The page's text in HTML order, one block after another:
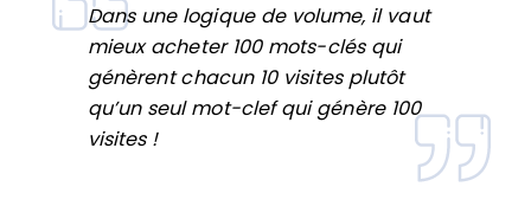
Dans une logique de volume, il vaut
mieux acheter 100 mots-clés qui
génèrent chacun 10 visites plutôt
qu’un seul mot-clef qui génère 100
visites !